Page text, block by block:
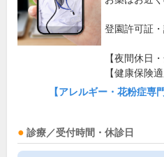
登園許可証
【夜間休日
【健康保険適
【アレルギー・花粉症専
診療／受付時間・休診日